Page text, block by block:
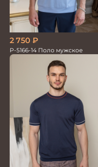
2 750 ₽
P-5166-14 Поло мужское